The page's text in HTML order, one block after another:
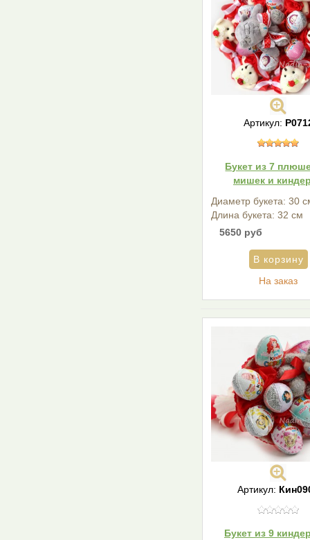
Артикул:
Букет из 7
мишек и
Диаметр букета: 30
Длина букета: 32 см
5650 руб
На заказ
Артикул:
Букет из 9